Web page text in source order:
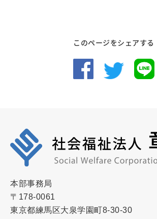
このページをシェアする
本部事務局
〒178-0061
東京都練馬区大泉学園町8-30-30